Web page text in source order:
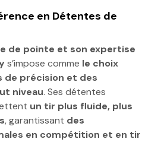
en Détentes de
de pointe et son expertise
s’impose comme le choix
de précision et des
niveau. Ses détentes
un tir plus fluide, plus
, garantissant des
en compétition et en tir